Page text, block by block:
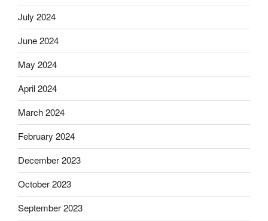
July 2024
June 2024
May 2024
April 2024
March 2024
February 2024
December 2023
October 2023
September 2023